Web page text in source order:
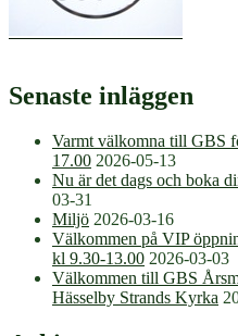
Senaste inläggen
Varmt välkomna till GBS
17.00 2026-05-13
Nu är det dags och boka
03-31
Miljö 2026-03-16
Välkommen på VIP
kl 9.30-13.00 2026-03-03
Välkommen till GBS
Hässelby Strands Kyrka